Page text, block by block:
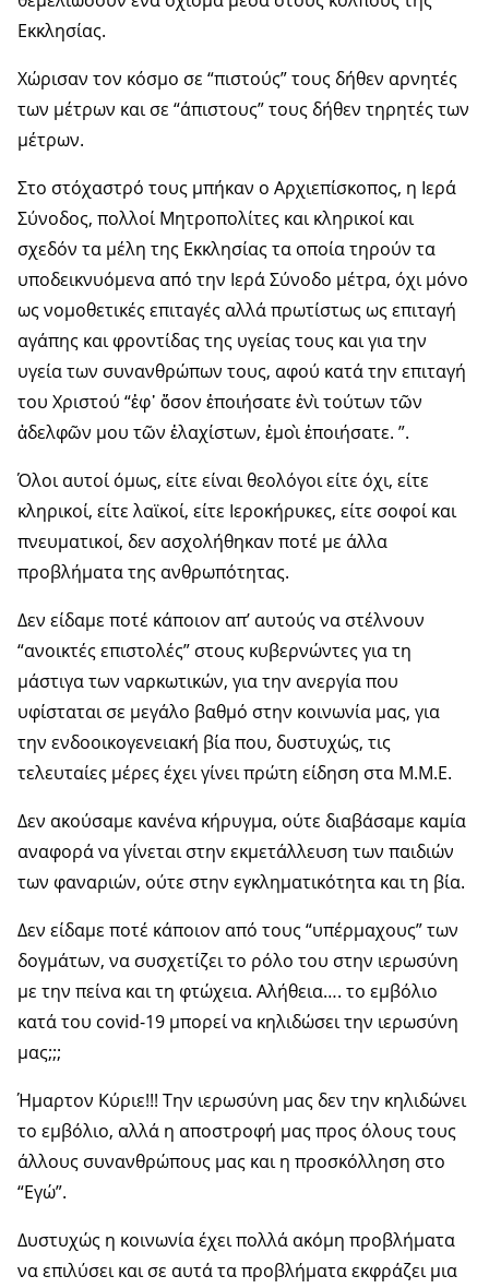
Εκκλησίας.
Χώρισαν τον κόσμο σε “πιστούς” τους δήθεν αρνητές
των μέτρων και σε “άπιστους” τους δήθεν τηρητές των
μέτρων.
Στο στόχαστρό τους μπήκαν ο Αρχιεπίσκοπος, η Ιερά
Σύνοδος, πολλοί Μητροπολίτες και κληρικοί και
σχεδόν τα μέλη της Εκκλησίας τα οποία τηρούν τα
υποδεικνυόμενα από την Ιερά Σύνοδο μέτρα, όχι μόνο
ως νομοθετικές επιταγές αλλά πρωτίστως ως επιταγή
αγάπης και φροντίδας της υγείας τους και για την
υγεία των συνανθρώπων τους, αφού κατά την επιταγή
του Χριστού “ἐφ᾿ ὅσον ἐποιήσατε ἑνὶ τούτων τῶν
ἀδελφῶν μου τῶν ἐλαχίστων, ἐμοὶ ἐποιήσατε. ”.
Όλοι αυτοί όμως, είτε είναι θεολόγοι είτε όχι, είτε
κληρικοί, είτε λαϊκοί, είτε Ιεροκήρυκες, είτε σοφοί και
πνευματικοί, δεν ασχολήθηκαν ποτέ με άλλα
προβλήματα της ανθρωπότητας.
Δεν είδαμε ποτέ κάποιον απ’ αυτούς να στέλνουν
“ανοικτές επιστολές” στους κυβερνώντες για τη
μάστιγα των ναρκωτικών, για την ανεργία που
υφίσταται σε μεγάλο βαθμό στην κοινωνία μας, για
την ενδοοικογενειακή βία που, δυστυχώς, τις
τελευταίες μέρες έχει γίνει πρώτη είδηση στα Μ.Μ.Ε.
Δεν ακούσαμε κανένα κήρυγμα, ούτε διαβάσαμε καμία
αναφορά να γίνεται στην εκμετάλλευση των παιδιών
των φαναριών, ούτε στην εγκληματικότητα και τη βία.
Δεν είδαμε ποτέ κάποιον από τους “υπέρμαχους” των
δογμάτων, να συσχετίζει το ρόλο του στην ιερωσύνη
με την πείνα και τη φτώχεια. Αλήθεια…. το εμβόλιο
κατά του covid-19 μπορεί να κηλιδώσει την ιερωσύνη
μας;;;
Ήμαρτον Κύριε!!! Την ιερωσύνη μας δεν την κηλιδώνει
το εμβόλιο, αλλά η αποστροφή μας προς όλους τους
άλλους συνανθρώπους μας και η προσκόλληση στο
“Εγώ”.
Δυστυχώς η κοινωνία έχει πολλά ακόμη προβλήματα
να επιλύσει και σε αυτά τα προβλήματα εκφράζει μια